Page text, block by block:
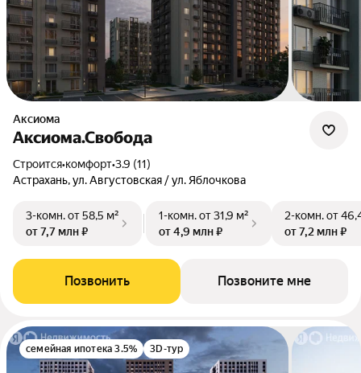
Аксиома
Аксиома.Свобода
Строится•комфорт•3.9 (11)
Астрахань, ул. Августовская / ул. Яблочкова
3-комн.от 58,5 м²
от 7,7 млн ₽
1-комн.от 31,9 м²
от 4,9 млн ₽
2-комн.от
от 7,2 млн ₽
Позвонить Позвоните мне
семейная ипотека 3.5% 3D-тур